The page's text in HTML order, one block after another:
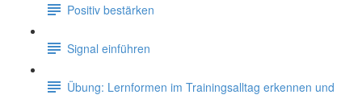
Positiv bestärken
Signal einführen
Übung: Lernformen im Trainingsalltag erkennen und